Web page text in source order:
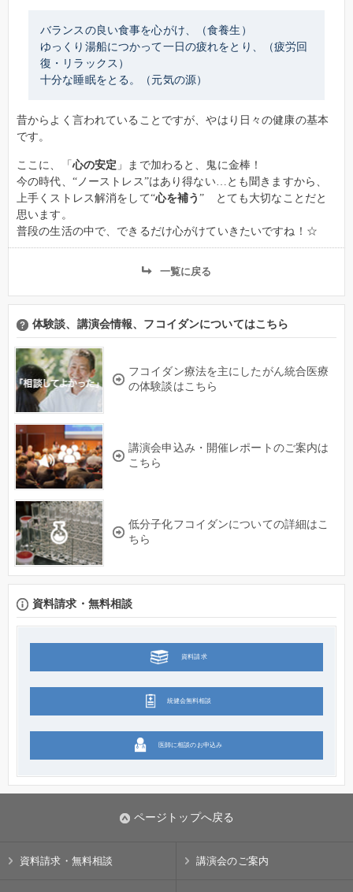
バランスの良い食事を心がけ、（食養生）
ゆっくり湯船につかって一日の疲れをとり、（疲労回
復・リラックス）
十分な睡眠をとる。（元気の源）
昔からよく言われていることですが、やはり日々の健康の基本
です。
ここに、「心の安定 」まで加わると、鬼に金棒！
今の時代、“ノーストレス”はあり得ない…とも聞きますから、
上手くストレス解消をして“心を補う” とても大切なことだと
思います。
普段の生活の中で、できるだけ心がけていきたいですね！☆
一覧に戻る
体験談、講演会情報、フコイダンについてはこちら
フコイダン療法を主にしたがん統合医療
の体験談はこちら
講演会申込み・開催レポートのご案内は
こちら
低分子化フコイダンについての詳細はこ
ちら
資料請求・無料相談
資料請求
統健会無料相談
医師に相談のお申込み
ページトップへ戻る
資料請求・無料相談 講演会のご案内